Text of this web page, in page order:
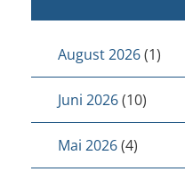
August 2026(1)
Juni 2026(10)
Mai 2026(4)